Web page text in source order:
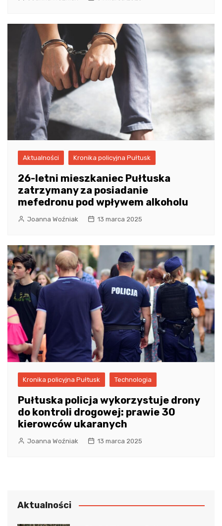
Aktualności Kronika policyjna Pułtusk
26-letni mieszkaniec Pułtuska
zatrzymany za posiadanie
mefedronu pod wpływem alkoholu
Joanna Woźniak 13 marca 2025
Kronika policyjna Pułtusk Technologia
Pułtuska policja wykorzystuje drony
do kontroli drogowej: prawie 30
kierowców ukaranych
Joanna Woźniak 13 marca 2025
Aktualności